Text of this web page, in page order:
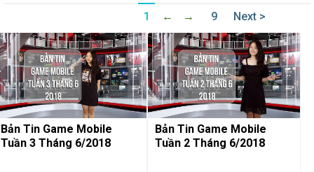
1 ← → 9 Next >
Bản Tin Game Mobile
Tuần 3 Tháng 6/2018
Bản Tin Game Mobile
Tuần 2 Tháng 6/2018